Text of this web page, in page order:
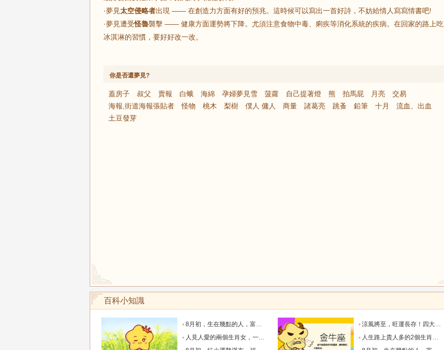
·夢見太空侵略者出現 —— 在創造力方面有好的預兆。這時候可以寫出一首好詩，不妨給情人寫寫情書吧!
·夢見遭受怪魯襲擊 —— 健康方面運勢將下降。尤須注意食物中毒、痢疾等消化系統的疾病。在回家的路上吃
冰淇淋的習慣，要好好改一改。
你是否還夢見?
蓋房子 叔父 賣報 白蛾 海綿 孕婦夢見雪 菠蘿 自己提著燈 熊 拍馬屁 月亮
交易
海報,街道海報張貼者
怪物 桃木 梨樹 僕人 傭人 商量 諸葛亮 跳蚤 鉛筆 十月
流血、出血
土豆發芽
百科小知識
8月初，生在幾點的人，富有才情，桃花旺盛，和氣生財過一生_天秤座_獅子座_關係
人見人愛的兩個生肖女，一生追求者最多，堪稱萬人迷！_智慧_啟示_都能
涼風將至，旺運長存！四大生肖的福氣要陪他們走過四季輪回_葉常青_守護_季節
人生路上貴人多的2個生肖女，紅火財運在身，擁有美滿愛情！_生活_總能_事業